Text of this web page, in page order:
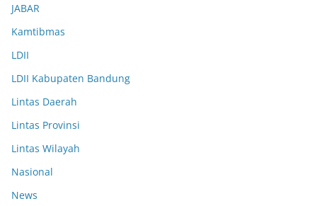
JABAR
Kamtibmas
LDII
LDII Kabupaten Bandung
Lintas Daerah
Lintas Provinsi
Lintas Wilayah
Nasional
News